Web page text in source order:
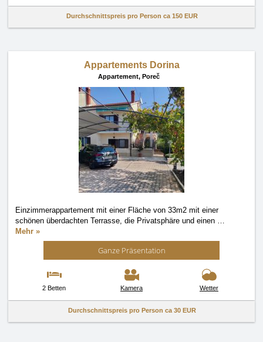
Durchschnittspreis pro Person ca 150 EUR
Appartements Dorina
Appartement, Poreč
Einzimmerappartement mit einer Fläche von 33m2 mit einer
schönen überdachten Terrasse, die Privatsphäre und einen …
Mehr »
Ganze Präsentation
2 Betten Kamera Wetter
Durchschnittspreis pro Person ca 30 EUR